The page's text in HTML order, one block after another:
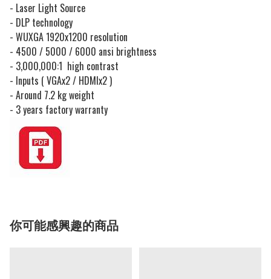
- Laser Light Source
- DLP technology
- WUXGA 1920x1200 resolution
- 4500 / 5000 / 6000 ansi brightness
- 3,000,000:1 high contrast
- Inputs ( VGAx2 / HDMIx2 )
- Around 7.2 kg weight
- 3 years factory warranty
你可能感興趣的商品